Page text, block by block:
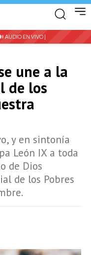
AUDIO EN VIVO |
une a la
de los
y en sintonía
León IX a toda
de Dios
de los Pobres